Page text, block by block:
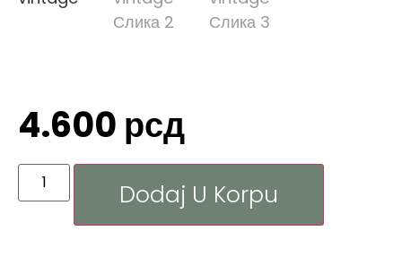
4.600 рсд
Dodaj U Korpu